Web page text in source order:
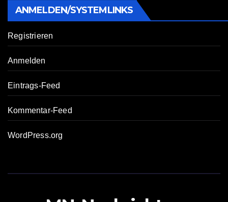
ANMELDEN/SYSTEMLINKS
Registrieren
Anmelden
Eintrags-Feed
Kommentar-Feed
WordPress.org